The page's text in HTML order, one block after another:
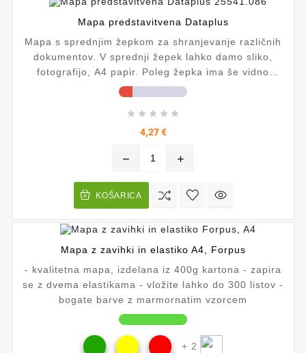
Mapa predstavitvena Dataplus
Mapa s sprednjim žepkom za shranjevanje različnih
dokumentov. V sprednji žepek lahko damo sliko,
fotografijo, A4 papir. Poleg žepka ima še vidno
mesto za vizitko. Mapa je transparentna.
    
4,27 €Cena
remove add
KOŠARICA
Mapa z zavihki in elastiko A4, Forpus
- kvalitetna mapa, izdelana iz 400g kartona - zapira
se z dvema elastikama - vložite lahko do 300 listov -
bogate barve z marmornatim vzorcem
+ 2